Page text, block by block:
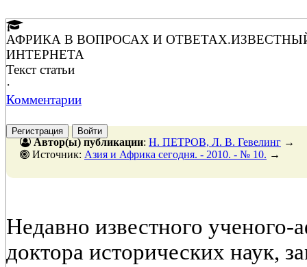
АФРИКА В ВОПРОСАХ И
ИНТЕРНЕТА
Текст статьи
·
Комментарии
Регистрация Войти
Автор(ы) публикации: Н. ПЕТРОВ, Л. В. Гевелинг →
Источник: Азия и Африка сегодня. - 2010. - № 10. →
Недавно известного ученого-
доктора исторических наук,